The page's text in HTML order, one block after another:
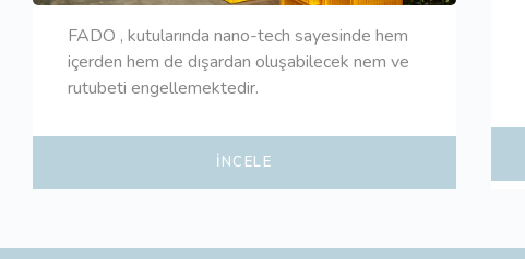
FADO , kutularında nano-tech sayesinde hem
içerden hem de dışardan oluşabilecek nem ve
rutubeti engellemektedir.
İNCELE